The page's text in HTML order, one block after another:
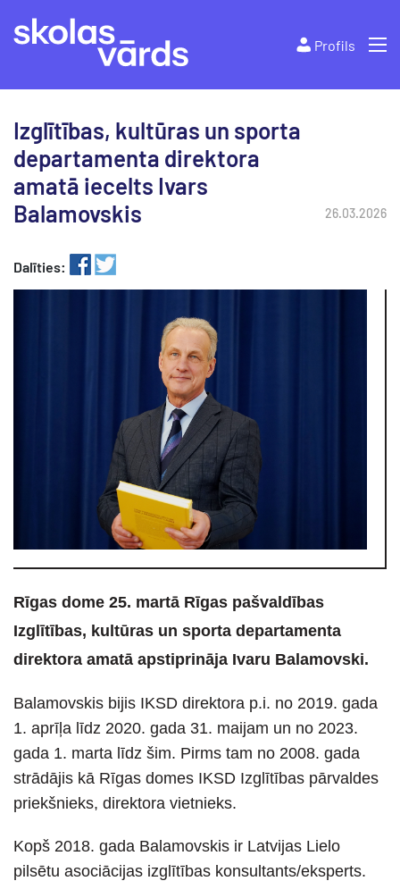
Profils
Izglītības, kultūras un sporta
departamenta direktora
amatā iecelts Ivars
Balamovskis
26.03.2026
Dalīties:
Rīgas dome 25. martā Rīgas pašvaldības
Izglītības, kultūras un sporta departamenta
direktora amatā apstiprināja Ivaru Balamovski.
Balamovskis bijis IKSD direktora p.i. no 2019. gada
1. aprīļa līdz 2020. gada 31. maijam un no 2023.
gada 1. marta līdz šim. Pirms tam no 2008. gada
strādājis kā Rīgas domes IKSD Izglītības pārvaldes
priekšnieks, direktora vietnieks.
Kopš 2018. gada Balamovskis ir Latvijas Lielo
pilsētu asociācijas izglītības konsultants/eksperts.